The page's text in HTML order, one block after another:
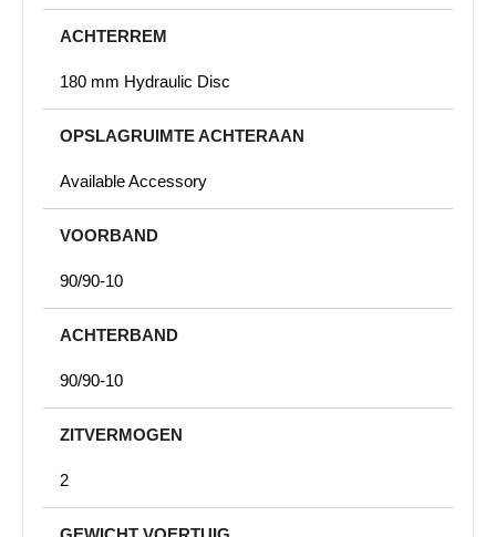
ACHTERREM
180 mm Hydraulic Disc
OPSLAGRUIMTE ACHTERAAN
Available Accessory
VOORBAND
90/90-10
ACHTERBAND
90/90-10
ZITVERMOGEN
2